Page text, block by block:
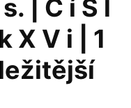
| Č í S l
X V i | 1